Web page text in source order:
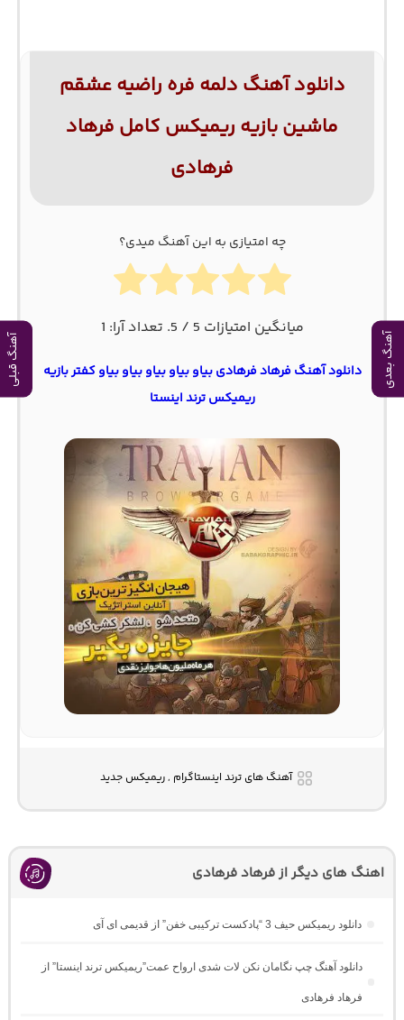
آهنگ بعدی آهنگ قبلی
دانلود آهنگ دلمه فره راضیه عشقم
ماشین بازیه ریمیکس کامل فرهاد
فرهادی
چه امتیازی به این آهنگ میدی؟
میانگین امتیازات 5 / 5. تعداد آرا: 1
دانلود آهنگ فرهاد فرهادی بیاو بیاو بیاو بیاو بیاو کفتر بازیه
ریمیکس ترند اینستا
آهنگ های ترند اینستاگرام , ریمیکس جدید
اهنگ های دیگر از فرهاد فرهادی
دانلود ریمیکس حیف 3 “پادکست ترکیبی خفن” از قدیمی ای آی
دانلود آهنگ چپ نگامان نکن لات شدی ارواح عمت”ریمیکس ترند اینستا” از
فرهاد فرهادی